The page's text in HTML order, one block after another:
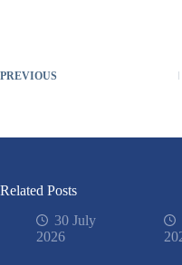
PREVIOUS
Related Posts
30 July
2026